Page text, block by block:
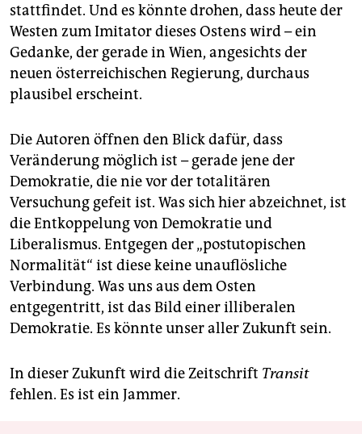
stattfindet. Und es könnte drohen, dass heute der
Westen zum Imitator dieses Ostens wird – ein
Gedanke, der gerade in Wien, angesichts der
neuen österreichischen Regierung, durchaus
plausibel erscheint.
Die Autoren öffnen den Blick dafür, dass
Veränderung möglich ist – gerade jene der
Demokratie, die nie vor der totalitären
Versuchung gefeit ist. Was sich hier abzeichnet, ist
die Entkoppelung von Demokratie und
Liberalismus. Entgegen der „postutopischen
Normalität“ ist diese keine unauflösliche
Verbindung. Was uns aus dem Osten
entgegentritt, ist das Bild einer illiberalen
Demokratie. Es könnte unser aller Zukunft sein.
In dieser Zukunft wird die Zeitschrift Transit
fehlen. Es ist ein Jammer.